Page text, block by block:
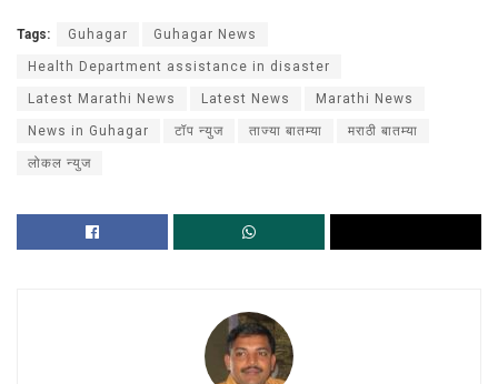
Tags: Guhagar Guhagar News
Health Department assistance in disaster
Latest Marathi News Latest News Marathi News
News in Guhagar टॉप न्युज ताज्या बातम्या मराठी बातम्या
लोकल न्युज